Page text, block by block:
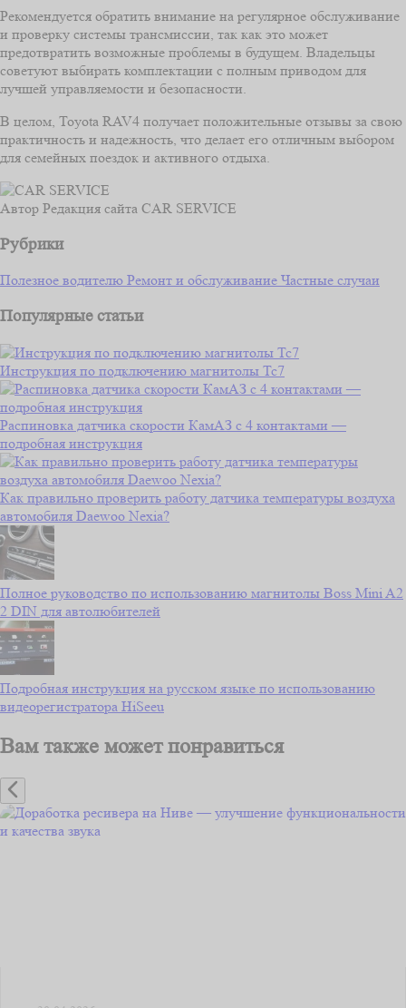
Рекомендуется обратить внимание на регулярное обслуживание
и проверку системы трансмиссии, так как это может
предотвратить возможные проблемы в будущем. Владельцы
советуют выбирать комплектации с полным приводом для
лучшей управляемости и безопасности.
В целом, Toyota RAV4 получает положительные отзывы за свою
практичность и надежность, что делает его отличным выбором
для семейных поездок и активного отдыха.
Автор Редакция сайта CAR SERVICE
Рубрики
Полезное водителю Ремонт и обслуживание Частные случаи
Популярные статьи
Инструкция по подключению магнитолы Тс7
Распиновка датчика скорости КамАЗ с 4 контактами —
подробная инструкция
Как правильно проверить работу датчика температуры воздуха
автомобиля Daewoo Nexia?
Полное руководство по использованию магнитолы Boss Mini A2
2 DIN для автолюбителей
Подробная инструкция на русском языке по использованию
видеорегистратора HiSeeu
Вам также может понравиться